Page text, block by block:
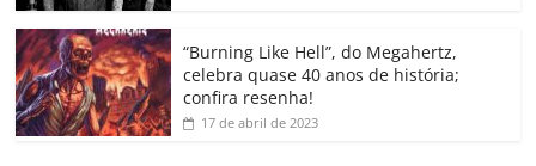
o
m
“Burning Like Hell”, do Megahertz,
celebra quase 40 anos de história;
confira resenha!
17 de abril de 2023